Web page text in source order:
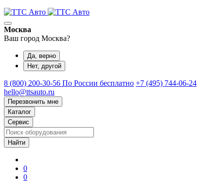
Москва
Ваш город Москва?
Да, верно
Нет, другой
8 (800) 200-30-56 По России бесплатно +7 (495) 744-06-24
hello@ttsauto.ru
Перезвонить мне
Каталог
Сервис
0
0